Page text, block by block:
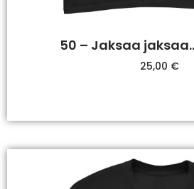
50 – Jaksaa
25,00 €